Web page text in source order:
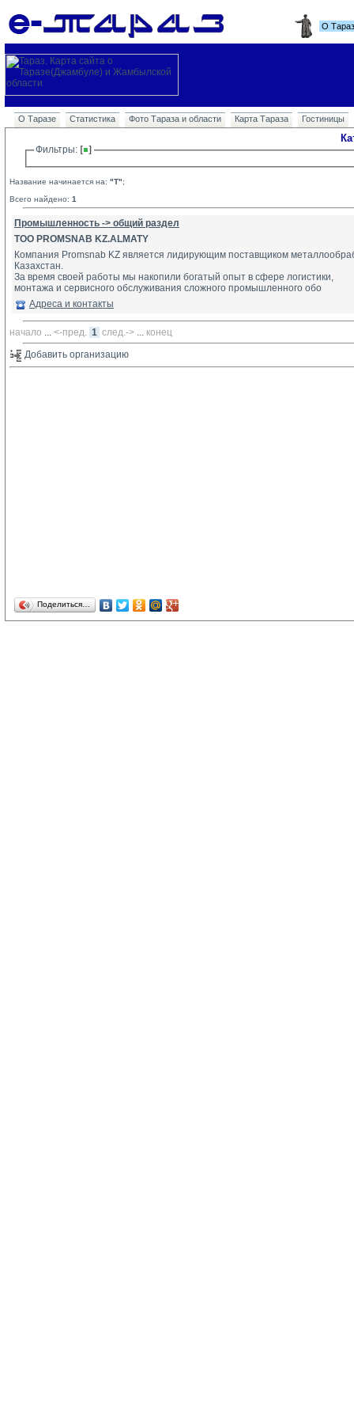
О
О Таразе Статистика Фото Тараза и области Карта Тараза Гостиницы
Фильтры:
Название начинается на: "T";
Всего найдено: 1
Промышленность -> общий раздел
TOO PROMSNAB KZ.ALMATY
Компания Promsnab KZ является лидирующим поставщиком
Казахстан.
За время своей работы мы накопили богатый опыт в сфере логистики,
монтажа и сервисного обслуживания сложного промышленного обо
Адреса и контакты
начало ... <-пред. 1 след.-> ... конец
Добавить организацию
Поделиться…